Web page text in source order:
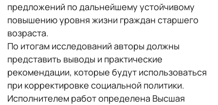
предложений по дальнейшему устойчивому
повышению уровня жизни граждан старшего
возраста.
По итогам исследований авторы должны
представить выводы и практические
рекомендации, которые будут использоваться
при корректировке социальной политики.
Исполнителем работ определена Высшая